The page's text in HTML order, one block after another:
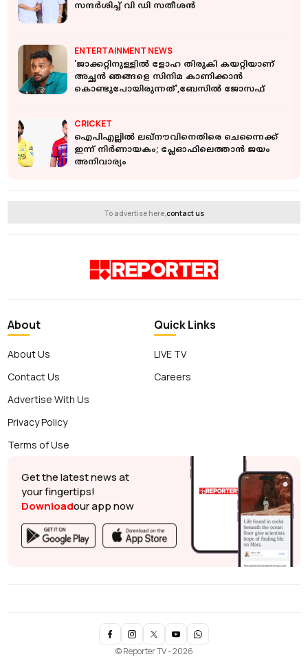
സന്ദര്‍ശിച്ച് വി ഡി സതീശന്‍
ENTERTAINMENT NEWS
'ജാക്കറ്റിനുള്ളിൽ ളോഹ തിരുകി കയറ്റിയാണ്
അച്ഛൻ ഞങ്ങളെ സിനിമ കാണിക്കാൻ
കൊണ്ടുപോയിരുന്നത്',ബേസിൽ ജോസഫ്
CRICKET
ഐപിഎല്ലിൽ ലഖ്‌നൗവിനെതിരെ ചെന്നൈക്ക്
ഇന്ന് നിർണായകം; പ്ലേഓഫിലെത്താൻ ജയം
അനിവാര്യം
To advertise here,contact us
About
About Us
Contact Us
Advertise With Us
Privacy Policy
Terms of Use
Quick Links
LIVE TV
Careers
Get the latest news at
your fingertips!
Downloadour app now
© Reporter TV - 2026